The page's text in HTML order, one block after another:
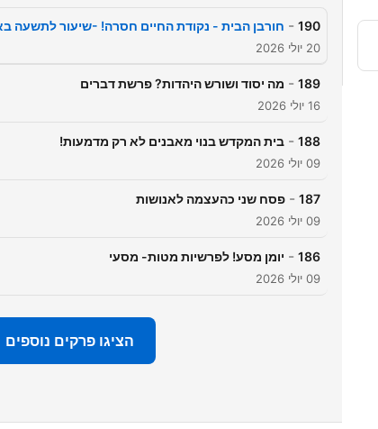
190
- חורבן הבית - נקודת החיים חסרה! -שיעור לתשעה
20 יולי 2026
189
- מה יסוד ושורש היהדות? פרשת דברים
16 יולי 2026
188
- בית המקדש בנוי מאבנים לא רק מדמעות!
09 יולי 2026
187
- פסח שני כהעצמה לאנושות
09 יולי 2026
186
- יומן מסע! לפרשיות מטות- מסעי
09 יולי 2026
הציגו פרקים נוספים